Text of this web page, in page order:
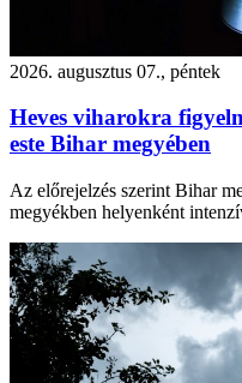
2026. augusztus 07., péntek
Heves viharokra
este Bihar megyében
Az előrejelzés szerint Bihar
megyékben helyenként